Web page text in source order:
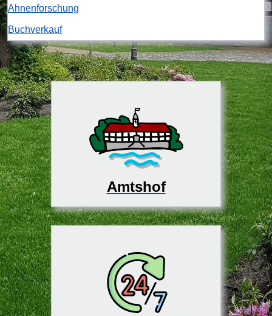
Ahnenforschung
Buchverkauf
Amtshof